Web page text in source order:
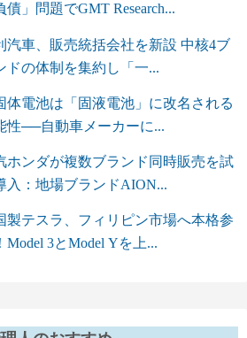
債」問題でGMT Research...
汽車、販売統括会社を新設 中核4ブ
ドの体制を集約し「一...
体電池は「固液電池」に改名される
性──自動車メーカーに...
ホンダが複数ブランド同時販売を試
入：地場ブランドAION...
製テスラ、フィリピン市場へ本格参
Model 3とModel Yを上...